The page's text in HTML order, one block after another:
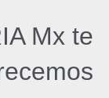
Mx te